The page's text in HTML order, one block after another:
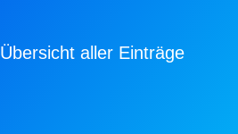
Übersicht aller Einträge